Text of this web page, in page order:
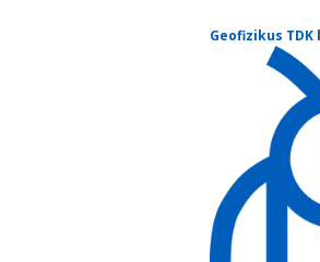
Geofizikus